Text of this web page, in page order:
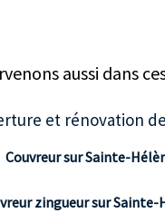
aussi dans
et rénovation
Couvreur sur Sainte-
zingueur sur Sainte-